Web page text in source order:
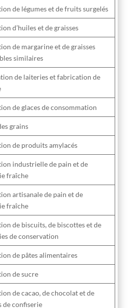
de légumes et de fruits surgelés
d’huiles et de graisses
de margarine et de graisses
similaires
de laiteries et fabrication de
de glaces de consommation
grains
de produits amylacés
industrielle de pain et de
fraîche
artisanale de pain et de
fraîche
de biscuits, de biscottes et de
de conservation
de pâtes alimentaires
de sucre
de cacao, de chocolat et de
de confiserie